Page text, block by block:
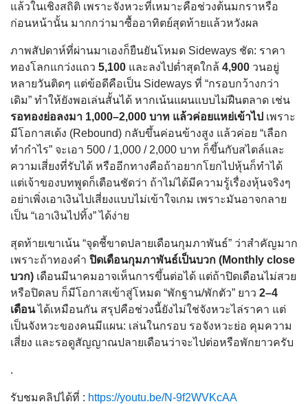
แล้วในเชิงสถิติ เพราะจังหวะที่เหมาะคือช่วงต้นมกราหรือ
ก่อนหน้านั้น มากกว่ามาซื้ออาทิตย์สุดท้ายแล้วหวังผล
ภาพสัปดาห์ที่ผ่านมาเองก็ยืนยันโหมด Sideways ชัด: ราคา
ทองโลกแกว่งแถว 5,100 และลงไปต่ำสุดใกล้ 4,900 วนอยู่
หลายวันติดๆ แต่ข้อดีคือเป็น Sideways ที่ “กรอบกว้างกว่า
เดิม” ทำให้ยังพอเล่นสั้นได้ หากเน้นแผนแบบไม่ฝืนตลาด เช่น
รอทองย่อลงมา 1,000–2,000 บาท แล้วค่อยแหย่เข้าไป เพราะ
มีโอกาสเด้ง (Rebound) กลับขึ้นค่อนข้างสูง แล้วค่อย “เลือก
ทำกำไร” จะเอา 500 / 1,000 / 2,000 บาท ก็ขึ้นกับสไตล์และ
ความเสี่ยงที่รับได้ หรืออีกทางคือถ้าอยากโยกไปหุ้นก็ทำได้
แต่เจ้าของบทพูดก็เตือนชัดว่า ถ้าไม่ได้มีความรู้เรื่องหุ้นจริงๆ
อย่าเพิ่งเอาเงินไปเสี่ยงแบบไม่เข้าใจเกม เพราะมันอาจกลาย
เป็น “เอาเงินไปทิ้ง” ได้ง่าย
สุดท้ายเขาเน้น “จุดชี้ขาดปลายเดือนกุมภาพันธ์” ว่าสำคัญมาก
เพราะถ้าทองคำ ปิดเดือนกุมภาพันธ์เป็นบวก (Monthly close
บวก) เดือนมีนาคมอาจเห็นการขึ้นต่อได้ แต่ถ้าปิดเดือนไม่สวย
หรือปิดลบ ก็มีโอกาสเข้าสู่โหมด “พักฐาน/พักตัว” ยาว 2–4
เดือนได้เหมือนกัน สรุปคือช่วงนี้ยังไม่ใช่จังหวะไล่ราคา แต่
เป็นจังหวะของคนมีแผน: เล่นในกรอบ รอจังหวะย่อ คุมความ
เสี่ยง และรอดูสัญญาณปลายเดือนว่าจะไปต่อหรือพักยาวครับ
.
รับชมคลิปได้ที่ : https://youtu.be/N-9f2WVKcAA